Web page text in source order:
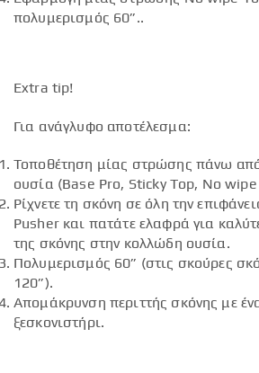
πολυμερισμός 60”..
Extra tip!
Για ανάγλυφο αποτέλεσμα:
Τοποθέτηση μίας στρώσης πάνω
ουσία (Base Pro, Sticky Top, No wipe
Ρίχνετε τη σκόνη σε όλη την
Pusher και πατάτε ελαφρά για
της σκόνης στην κολλώδη ουσία.
Πολυμερισμός 60” (στις σκούρες
120”).
Απομάκρυνση περιττής σκόνης με
ξεσκονιστήρι.